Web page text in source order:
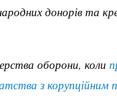
донорів та
оборони, коли
з корупційним